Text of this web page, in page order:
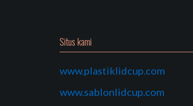
Situs kami
www.plastiklidcup.com
www.sablonlidcup.com